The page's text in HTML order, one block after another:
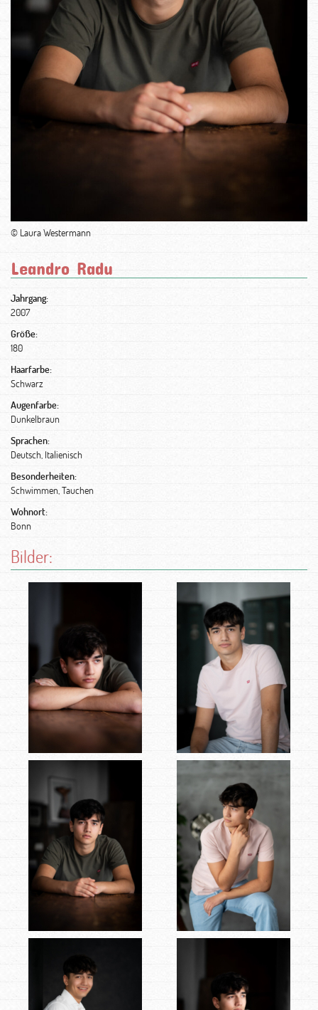
© Laura Westermann
Leandro Radu
Jahrgang:
2007
Größe:
180
Haarfarbe:
Schwarz
Augenfarbe:
Dunkelbraun
Sprachen:
Deutsch, Italienisch
Besonderheiten:
Schwimmen, Tauchen
Wohnort:
Bonn
Bilder: